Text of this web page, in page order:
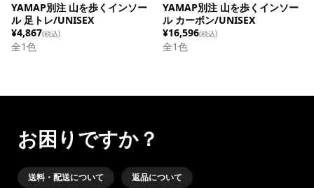
YAMAP別注 山を歩くインソー
ル 足トレ/UNISEX
¥4,867(税込)
全1色
YAMAP別注 山を歩くインソー
ル カーボン/UNISEX
¥16,596(税込)
全1色
お困りですか？
送料・配送について 返品について